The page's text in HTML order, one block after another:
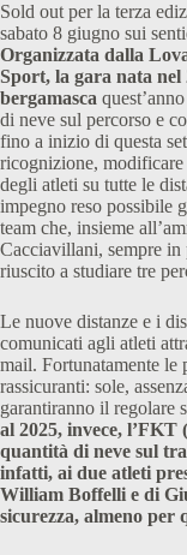
Sold out per la terza
sabato 8 giugno sui
Organizzata dalla
Sport, la gara nata nel
bergamasca
di neve sul percorso e
fino a inizio di questa
ricognizione, modificare
degli atleti su tutte le
impegno reso possibile
team che, insieme
Cacciavillani, sempre in
riuscito a studiare tre
Le nuove distanze e i
comunicati agli atleti
mail. Fortunatamente le
rassicuranti: sole,
garantiranno il regolare
al 2025, invece,
quantità di neve sul
infatti, ai due atleti
William Boffelli e di
sicurezza, almeno per